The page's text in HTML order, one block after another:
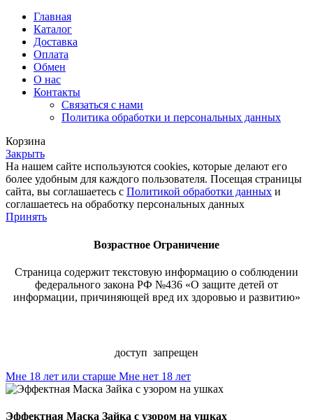
Главная
Каталог
Доставка
Оплата
Обмен
О нас
Контакты
Связаться с нами
Политика обработки и персональных данных
Корзина
Закрыть
На нашем сайте используются cookies, которые делают его
более удобным для каждого пользователя. Посещая страницы
сайта, вы соглашаетесь с Политикой обработки данных и
соглашаетесь на обработку персональных данных
Принять
Возрастное Ограничение
Страница содержит текстовую информацию о соблюдении
федерального закона РФ №436 «О защите детей от
информации, причиняющей вред их здоровью и развитию»
доступ запрещен
Мне 18 лет или старше Мне нет 18 лет
Эффектная Маска Зайка с узором на ушках